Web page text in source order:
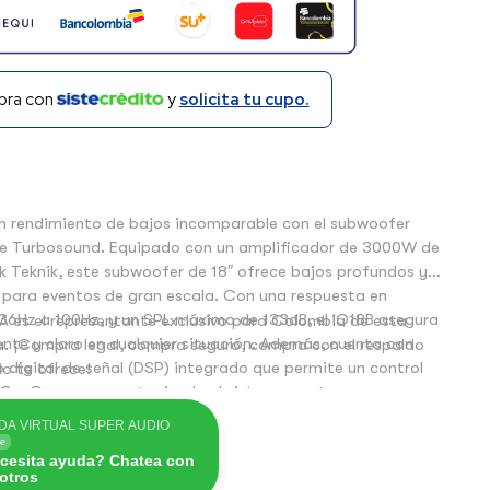
con y solicita tu cupo.
rendimiento de bajos incomparable con el subwoofer
Turbosound. Equipado con un amplificador de 3000W de
Teknik, este subwoofer de 18″ ofrece bajos profundos y
eventos de gran escala. Con una respuesta en
a 100Hz, y un SPL máximo de 133dB, el IQ18B asegura
y claro en cualquier situación. Además, cuenta con
digital de señal (DSP) integrado que permite un control
y Crossover, protegiendo el sistema contra
sobrecalentamientos.
es el representante exclusivo para Colombia de esta
¡Compra legal, compra seguro, compra con el respaldo
te ofrece!
VIRTUAL SUPER AUDIO
ayuda? Chatea con